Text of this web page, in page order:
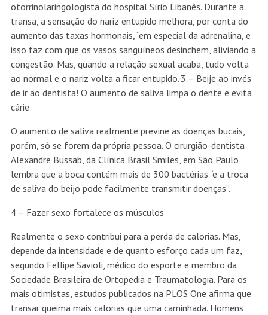
otorrinolaringologista do hospital Sírio Libanês. Durante a
transa, a sensação do nariz entupido melhora, por conta do
aumento das taxas hormonais, “em especial da adrenalina, e
isso faz com que os vasos sanguíneos desinchem, aliviando a
congestão. Mas, quando a relação sexual acaba, tudo volta
ao normal e o nariz volta a ficar entupido. 3 – Beije ao invés
de ir ao dentista! O aumento de saliva limpa o dente e evita
cárie
O aumento de saliva realmente previne as doenças bucais,
porém, só se forem da própria pessoa. O cirurgião-dentista
Alexandre Bussab, da Clínica Brasil Smiles, em São Paulo
lembra que a boca contém mais de 300 bactérias “e a troca
de saliva do beijo pode facilmente transmitir doenças”.
4 – Fazer sexo fortalece os músculos
Realmente o sexo contribui para a perda de calorias. Mas,
depende da intensidade e de quanto esforço cada um faz,
segundo Fellipe Savioli, médico do esporte e membro da
Sociedade Brasileira de Ortopedia e Traumatologia. Para os
mais otimistas, estudos publicados na PLOS One afirma que
transar queima mais calorias que uma caminhada. Homens